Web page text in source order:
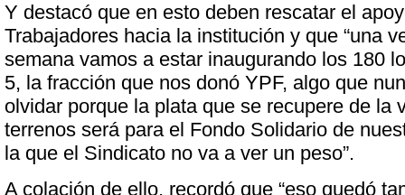
Y destacó que en esto deben rescatar el
Trabajadores hacia la institución y que “una
semana vamos a estar inaugurando los 180
5, la fracción que nos donó YPF, algo que
olvidar porque la plata que se recupere de la
terrenos será para el Fondo Solidario de
la que el Sindicato no va a ver un peso”.
A colación de ello, recordó que “eso quedó